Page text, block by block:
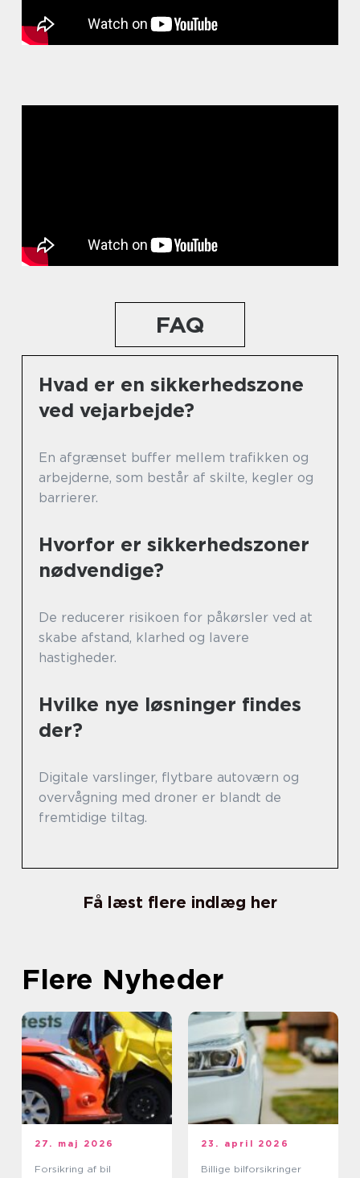
FAQ
Hvad er en sikkerhedszone
ved vejarbejde?
En afgrænset buffer mellem trafikken og
arbejderne, som består af skilte, kegler og
barrierer.
Hvorfor er sikkerhedszoner
nødvendige?
De reducerer risikoen for påkørsler ved at
skabe afstand, klarhed og lavere
hastigheder.
Hvilke nye løsninger findes
der?
Digitale varslinger, flytbare autoværn og
overvågning med droner er blandt de
fremtidige tiltag.
Få læst flere indlæg her
Flere Nyheder
27. maj 2026
Forsikring af bil
23. april 2026
Billige bilforsikringer